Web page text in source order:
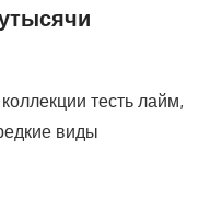
тесть лайм,
виды